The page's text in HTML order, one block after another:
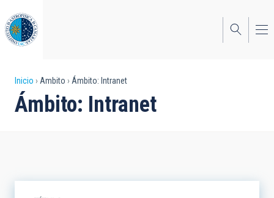
al
contenido
principal
Sobrescribir
enlaces
Inicio Ambito Ámbito: Intranet
Ámbito: Intranet